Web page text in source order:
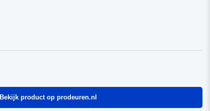
Bekijk product op prodeuren.nl